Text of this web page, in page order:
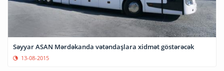
Səyyar ASAN Mərdəkanda vətəndaşlara xidmət göstərəcək
13-08-2015